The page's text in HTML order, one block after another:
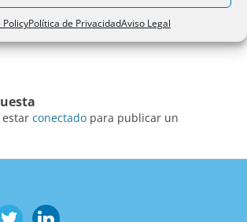
PolicyPolítica de PrivacidadAviso Legal
estar conectado para publicar un